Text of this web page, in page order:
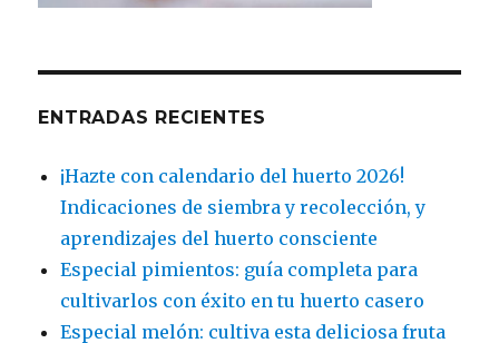
ENTRADAS RECIENTES
¡Hazte con calendario del huerto 2026!
Indicaciones de siembra y recolección, y
aprendizajes del huerto consciente
Especial pimientos: guía completa para
cultivarlos con éxito en tu huerto casero
Especial melón: cultiva esta deliciosa fruta